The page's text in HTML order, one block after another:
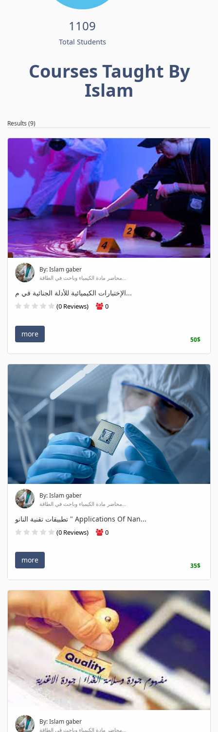
1109
Total Students
Courses Taught By
Islam
Results (9)
By: Islam gaber
محاضر مادة الكيمياء وباحث في الطاقة...
الإختبارات الكيميائية للأدلة الجنائية في م...
(0 Reviews) 0
more
50$
By: Islam gaber
محاضر مادة الكيمياء وباحث في الطاقة...
تطبيقات تقنية النانو " Applications Of Nan...
(0 Reviews) 0
more
35$
By: Islam gaber
محاضر مادة الكيمياء وباحث في الطاقة...